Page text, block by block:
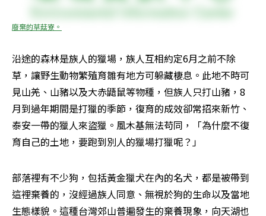
廢棄的草菇寮。
沿途的森林是族人的獵場，族人互相約定6月之前不除
草，讓野生動物繁殖育雛有地方可躲藏棲息。此地不時可
見山羌、山豬以及大赤鼯鼠等物種，但族人只打山豬，8
月到過年期間是打獵的季節，復育的成效卻常招來新竹、
泰安一帶的獵人來盜獵。風木基無法苟同，「為什麼不復
育自己的土地，要跑到別人的獵場打獵呢？」
部落裡有不少狗，包括黃金獵犬在內的名犬，都是被帶到
這裡棄養的，沒經過族人同意、無視於狗的生命以及當地
生態樣貌。這種台灣郊山普遍發生的棄養現象，向天湖也